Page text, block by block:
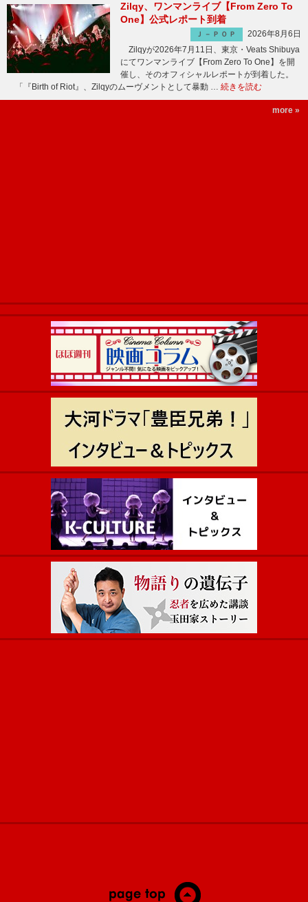
Zilqy、ワンマンライブ【From Zero To
One】公式レポート到着
Ｊ－ＰＯＰ
2026年8月6日
Zilqyが2026年7月11日、東京・Veats Shibuya
にてワンマンライブ【From Zero To One】を開
催し、そのオフィシャルレポートが到着した。
「『Birth of Riot』、Zilqyのムーヴメントとして暴動 … 続きを読む
more »